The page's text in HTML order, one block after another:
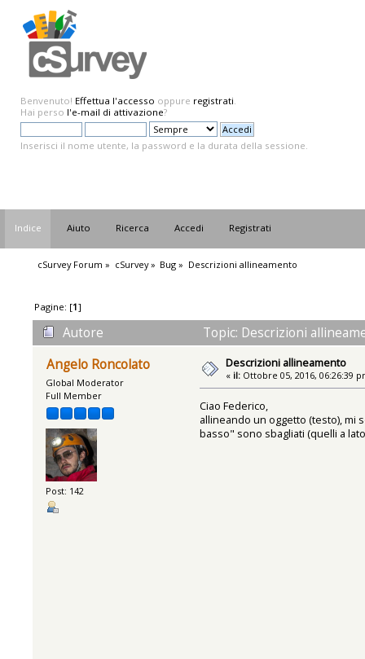
Benvenuto! Effettua l'accesso oppure registrati.
Hai perso l'e-mail di attivazione?
Inserisci il nome utente, la password e la durata della sessione.
Indice Aiuto Ricerca Accedi Registrati
cSurvey Forum » cSurvey» Bug » Descrizioni allineamento
Pagine: [1]
Autore
Topic: Descrizioni
Angelo Roncolato
Global Moderator
Full Member
Post: 142
Descrizioni allineamento
« il: Ottobre 05, 2016, 06:26:39
Ciao Federico,
allineando un oggetto (testo), mi
basso" sono sbagliati (quelli a